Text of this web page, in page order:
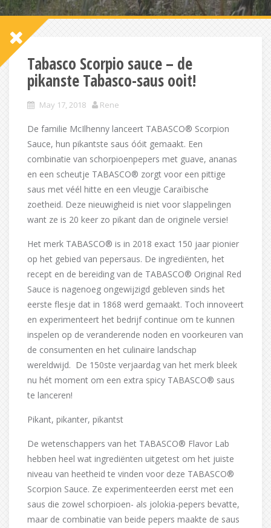
Tabasco Scorpio sauce – de
pikanste Tabasco-saus ooit!
May 17, 2018 Rene
De familie McIlhenny lanceert TABASCO® Scorpion
Sauce, hun pikantste saus óóit gemaakt. Een
combinatie van schorpioenpepers met guave, ananas
en een scheutje TABASCO® zorgt voor een pittige
saus met véél hitte en een vleugje Caraïbische
zoetheid. Deze nieuwigheid is niet voor slappelingen
want ze is 20 keer zo pikant dan de originele versie!
Het merk TABASCO® is in 2018 exact 150 jaar pionier
op het gebied van pepersaus. De ingrediënten, het
recept en de bereiding van de TABASCO® Original Red
Sauce is nagenoeg ongewijzigd gebleven sinds het
eerste flesje dat in 1868 werd gemaakt. Toch innoveert
en experimenteert het bedrijf continue om te kunnen
inspelen op de veranderende noden en voorkeuren van
de consumenten en het culinaire landschap
wereldwijd. De 150ste verjaardag van het merk bleek
nu hét moment om een extra spicy TABASCO® saus
te lanceren!
Pikant, pikanter, pikantst
De wetenschappers van het TABASCO® Flavor Lab
hebben heel wat ingrediënten uitgetest om het juiste
niveau van heetheid te vinden voor deze TABASCO®
Scorpion Sauce. Ze experimenteerden eerst met een
saus die zowel schorpioen- als jolokia-pepers bevatte,
maar de combinatie van beide pepers maakte de saus